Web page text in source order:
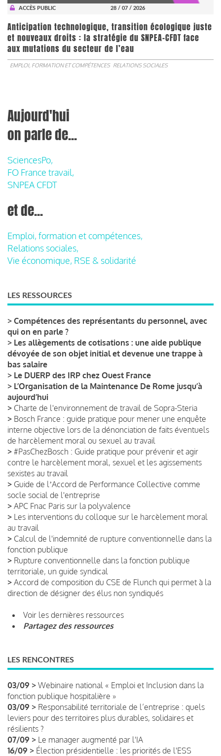
ACCÈS PUBLIC
28 / 07 / 2026
Anticipation technologique, transition écologique juste
et nouveaux droits : la stratégie du SNPEA-CFDT face
aux mutations du secteur de l’eau
EMPLOI, FORMATION ET COMPÉTENCES RELATIONS SOCIALES
Aujourd'hui
on parle de...
SciencesPo,
FO France travail,
SNPEA CFDT
et de...
Emploi, formation et compétences,
Relations sociales,
Vie économique, RSE & solidarité
LES RESSOURCES
> Compétences des représentants du personnel, avec
qui on en parle ?
> Les allègements de cotisations : une aide publique
dévoyée de son objet initial et devenue une trappe à
bas salaire
> Le DUERP des IRP chez Ouest France
> L’Organisation de la Maintenance De Rome jusqu’à
aujourd’hui
> Charte de l'environnement de travail de Sopra-Steria
> Bosch France : guide pratique pour mener une enquête
interne objective lors de la dénonciation de faits éventuels
de harcèlement moral ou sexuel au travail
> #PasChezBosch : Guide pratique pour prévenir et agir
contre le harcèlement moral, sexuel et les agissements
sexistes au travail
> Guide de lʼAccord de Performance Collective comme
socle social de l'entreprise
> APC Fnac Paris sur la polyvalence
> Les interventions du colloque sur le harcèlement moral
au travail
> Calcul de l'indemnité de rupture conventionnelle dans la
fonction publique
> Rupture conventionnelle dans la fonction publique
territoriale, un guide syndical
> Accord de composition du CSE de Flunch qui permet à la
direction de désigner des élus non syndiqués
Voir les dernières ressources
Partagez des ressources
LES RENCONTRES
03/09 > Webinaire national « Emploi et Inclusion dans la
fonction publique hospitalière »
03/09 > Responsabilité territoriale de l’entreprise : quels
leviers pour des territoires plus durables, solidaires et
résilients ?
07/09 > Le manager augmenté par l'IA
16/09 > Élection présidentielle : les priorités de l'ESS